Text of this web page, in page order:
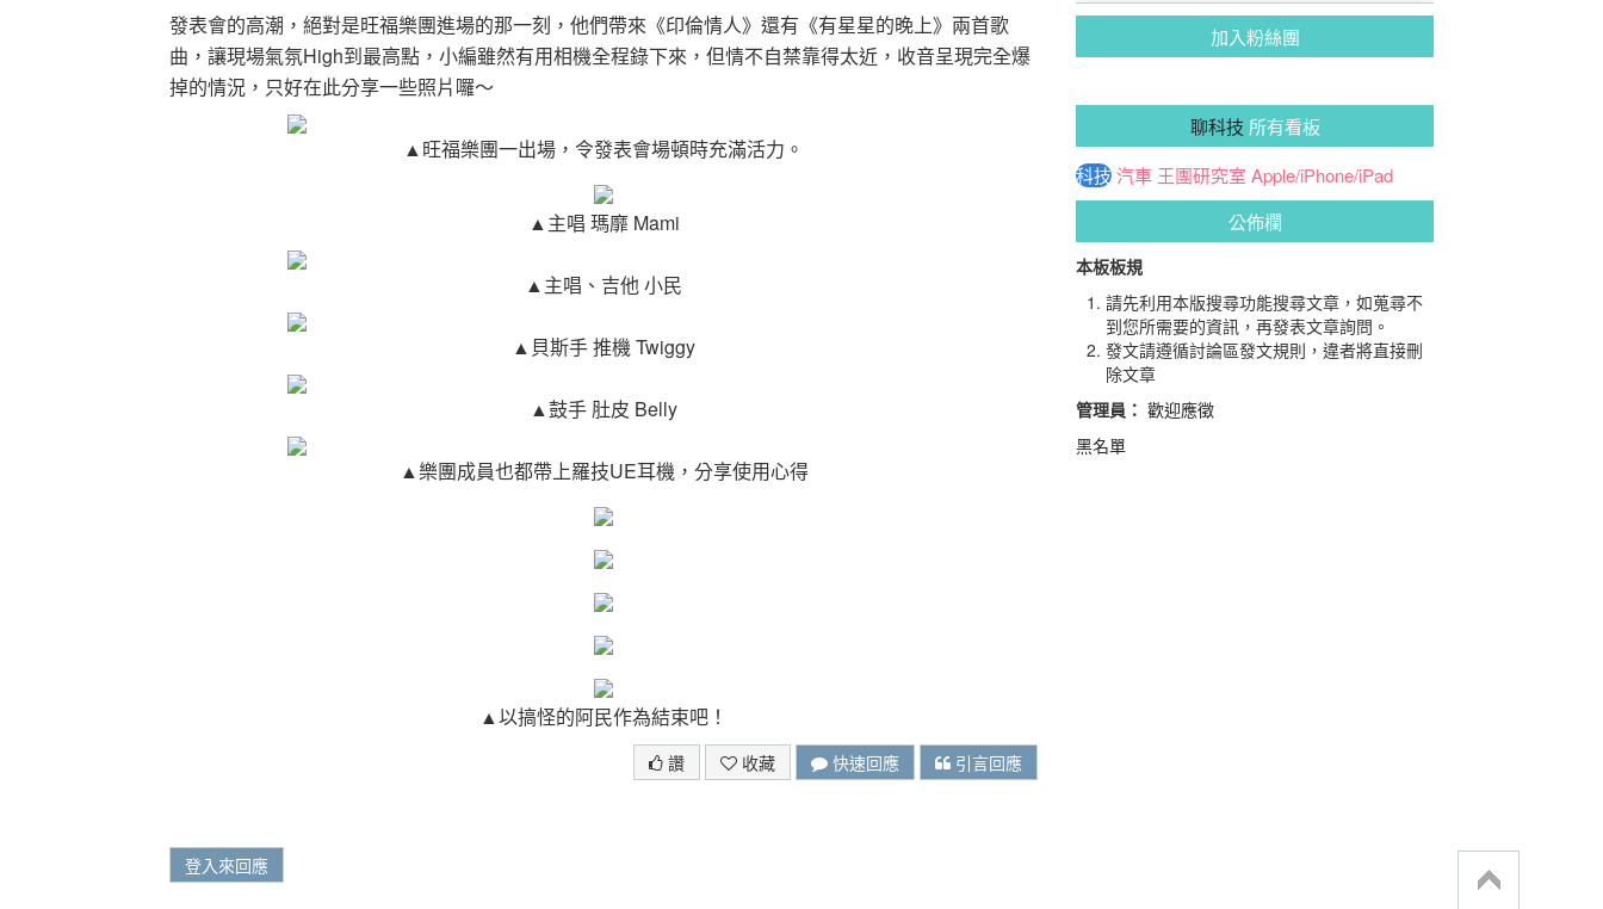
發表會的高潮，絕對是旺福樂團進場的那一刻，他們帶來《印倫情人》還有《有星星的晚上》兩首歌
曲，讓現場氣氛High到最高點，小編雖然有用相機全程錄下來，但情不自禁靠得太近，收音呈現完全爆
掉的情況，只好在此分享一些照片囉～
▲旺福樂團一出場，令發表會場頓時充滿活力。
▲主唱 瑪靡 Mami
▲主唱、吉他 小民
▲貝斯手 推機 Twiggy
▲鼓手 肚皮 Belly
▲樂團成員也都帶上羅技UE耳機，分享使用心得
▲以搞怪的阿民作為結束吧！
讚 收藏 快速回應 引言回應
登入來回應
加入粉絲團
聊科技 所有看板
科技汽車 王團研究室 Apple/iPhone/iPad
公佈欄
本板板規
請先利用本版搜尋功能搜尋文章，如蒐尋不
到您所需要的資訊，再發表文章詢問。
發文請遵循討論區發文規則，違者將直接刪
除文章
管理員： 歡迎應徵
黑名單